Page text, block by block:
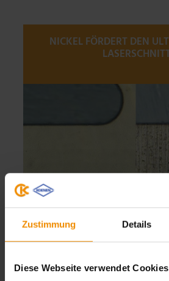
Zustimmung Details
Diese Webseite verwendet Cookies
NICKEL FÖRDERT DEN